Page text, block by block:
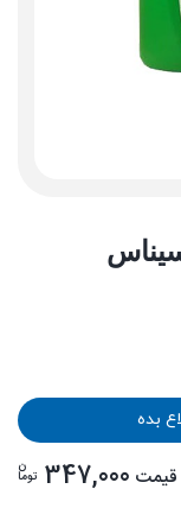
بده
قیمت 347,000 توما
ن